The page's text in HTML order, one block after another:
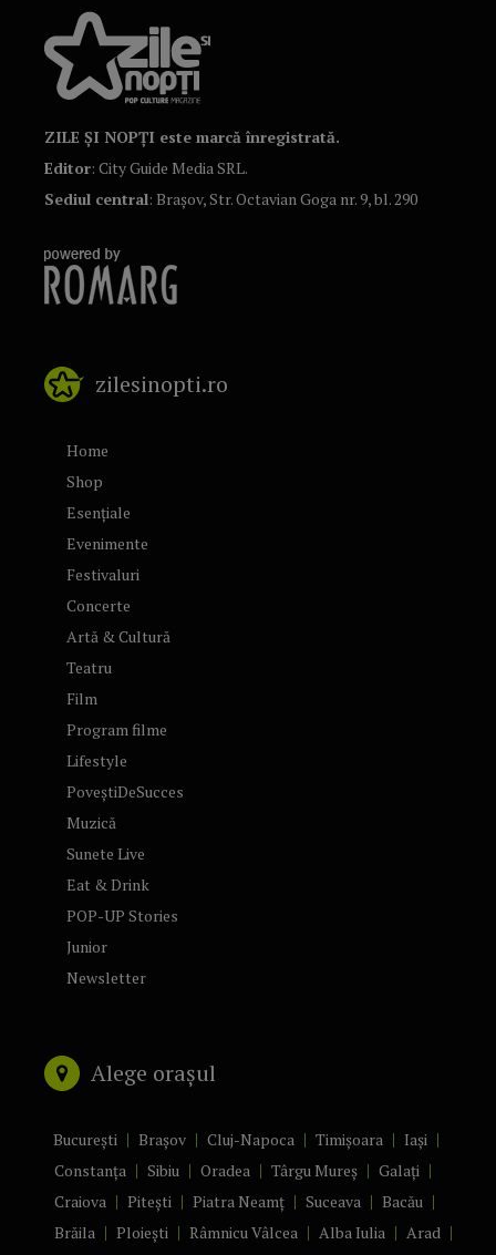
ZILE ȘI NOPȚI este marcă înregistrată.
Editor: City Guide Media SRL.
Sediul central: Brașov, Str. Octavian Goga nr. 9, bl. 290
zilesinopti.ro
Home
Shop
Esențiale
Evenimente
Festivaluri
Concerte
Artă & Cultură
Teatru
Film
Program filme
Lifestyle
PoveștiDeSucces
Muzică
Sunete Live
Eat & Drink
POP-UP Stories
Junior
Newsletter
Alege orașul
București Brașov Cluj-Napoca Timișoara
Iași
Constanța
Sibiu Oradea Târgu Mureș
Galați
Craiova
Pitești Piatra Neamț Suceava
Bacău
Brăila
Ploiești Râmnicu Vâlcea Alba Iulia
Arad